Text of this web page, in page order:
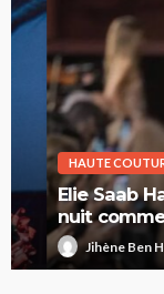
HAUTE COUTURE
Elie Saab
nuit comme
Jihène Ben